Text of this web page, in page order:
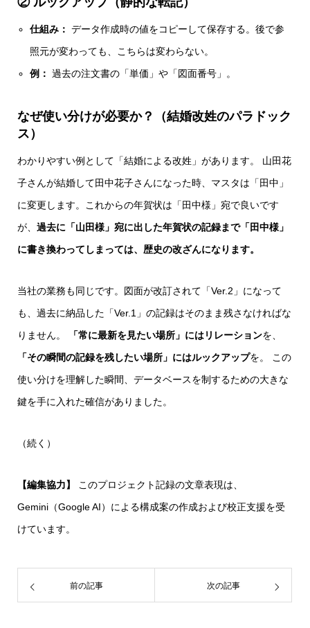
仕組み： データ作成時の値をコピーして保存する。後で参
照元が変わっても、こちらは変わらない。
例： 過去の注文書の「単価」や「図面番号」。
なぜ使い分けが必要か？（結婚改姓のパラドック
ス）
わかりやすい例として「結婚による改姓」があります。 山田花
子さんが結婚して田中花子さんになった時、マスタは「田中」
に変更します。これからの年賀状は「田中様」宛で良いです
が、 過去に「山田様」宛に出した年賀状の記録まで「田中様」
に書き換わってしまっては、歴史の改ざんになります。
当社の業務も同じです。図面が改訂されて「Ver.2」になって
も、過去に納品した「Ver.1」の記録はそのまま残さなければな
りません。
「常に最新を見たい場所」にはリレーションを、
「その瞬間の記録を残したい場所」にはルックアップを。 この
使い分けを理解した瞬間、データベースを制するための大きな
鍵を手に入れた確信がありました。
（続く）
【編集協力】
このプロジェクト記録の文章表現は、
Gemini（Google AI）による構成案の作成および校正支援を受
けています。
前の記事 次の記事